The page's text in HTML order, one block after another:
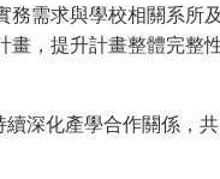
務需求與學校相關系所
，提升計畫整體完整性
深化產學合作關係，